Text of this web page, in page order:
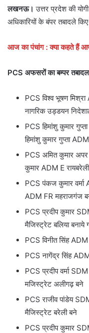
लखनऊ। उत्तर प्रदेश की
अधिकारियों के बंपर तबादले
आज का पंचांग : क्या कहते हैं
PCS अफसरों का बम्पर
PCS विश्व भूषण
नागरिक उड्डयन
PCS हिमांशु कुमार
हिमांशु कुमार गुप्ता
PCS अमित कुमार
कुमार ADM E
PCS पंकज कुमार वर्मा
ADM FR महराजगंज
PCS प्रदीप कुमार
मैजिस्ट्रेट बलिया बनाये
PCS विनीत सिंह
PCS नागेंद्र सिंह
PCS प्रदीप वर्मा
मजिस्ट्रेट अलीगढ़ बने
PCS राजीव पांडेय
मैजिस्ट्रेट बरेली बने
PCS प्रदीप कुमार